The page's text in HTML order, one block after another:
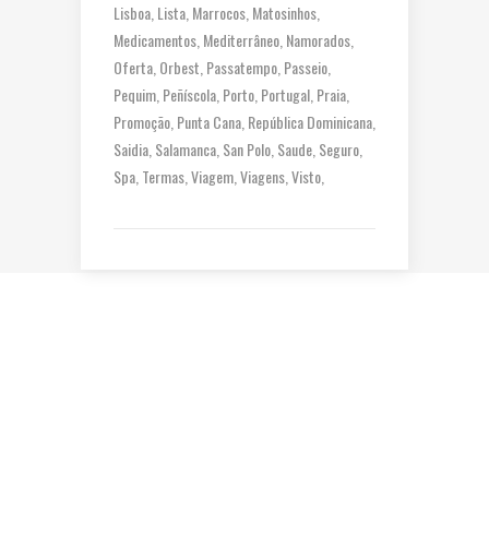
Lisboa Lista Marrocos Matosinhos
Medicamentos Mediterrâneo Namorados
Oferta Orbest Passatempo Passeio
Pequim Peñíscola Porto Portugal Praia
Promoção Punta Cana República Dominicana
Saidia Salamanca San Polo Saude Seguro
Spa Termas Viagem Viagens Visto